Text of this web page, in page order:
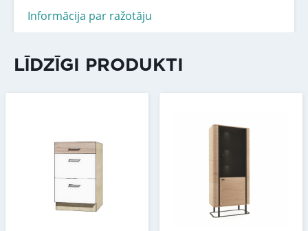
Informācija par ražotāju
LĪDZĪGI PRODUKTI